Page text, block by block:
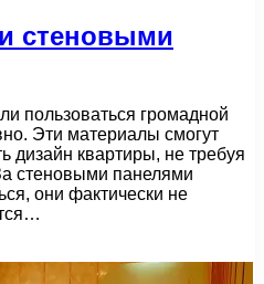
стеновыми
пользоваться громадной
Эти материалы смогут
дизайн квартиры, не требуя
стеновыми панелями
они фактически не